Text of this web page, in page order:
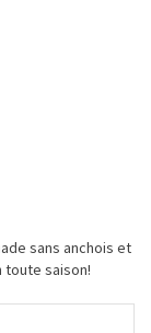
sans anchois et
toute saison!